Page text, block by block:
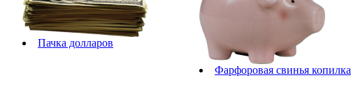
Пачка долларов
Фарфоровая свинья копилка